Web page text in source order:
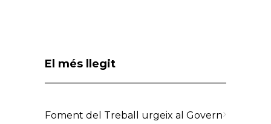
El més llegit
Foment del Treball urgeix al Govern